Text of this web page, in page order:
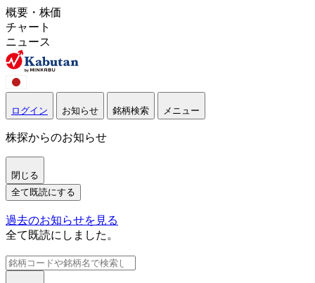
概要・株価
チャート
ニュース
ログイン お知らせ 銘柄検索 メニュー
株探からのお知らせ
閉じる
全て既読にする
過去のお知らせを見る
全て既読にしました。